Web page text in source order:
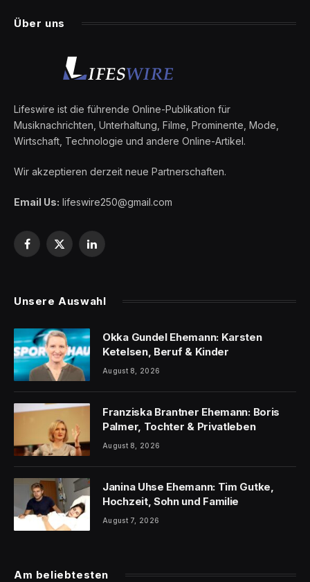
Über uns
Lifeswire ist die führende Online-Publikation für
Musiknachrichten, Unterhaltung, Filme, Prominente, Mode,
Wirtschaft, Technologie und andere Online-Artikel.
Wir akzeptieren derzeit neue Partnerschaften.
Email Us: lifeswire250@gmail.com
Facebook
X
LinkedIn
Unsere Auswahl
Okka Gundel Ehemann: Karsten
Ketelsen, Beruf & Kinder
August 8, 2026
Franziska Brantner Ehemann: Boris
Palmer, Tochter & Privatleben
August 8, 2026
Janina Uhse Ehemann: Tim Gutke,
Hochzeit, Sohn und Familie
August 7, 2026
Am beliebtesten